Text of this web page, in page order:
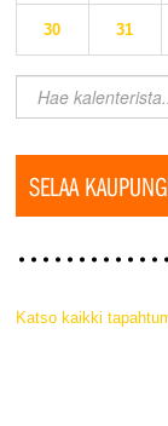
30 31
SELAA
Katso kaikki